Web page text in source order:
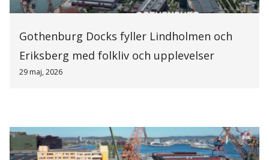
Gothenburg Docks fyller Lindholmen och
Eriksberg med folkliv och upplevelser
29 maj, 2026